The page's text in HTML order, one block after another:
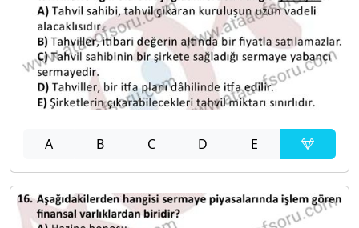
A B C D E